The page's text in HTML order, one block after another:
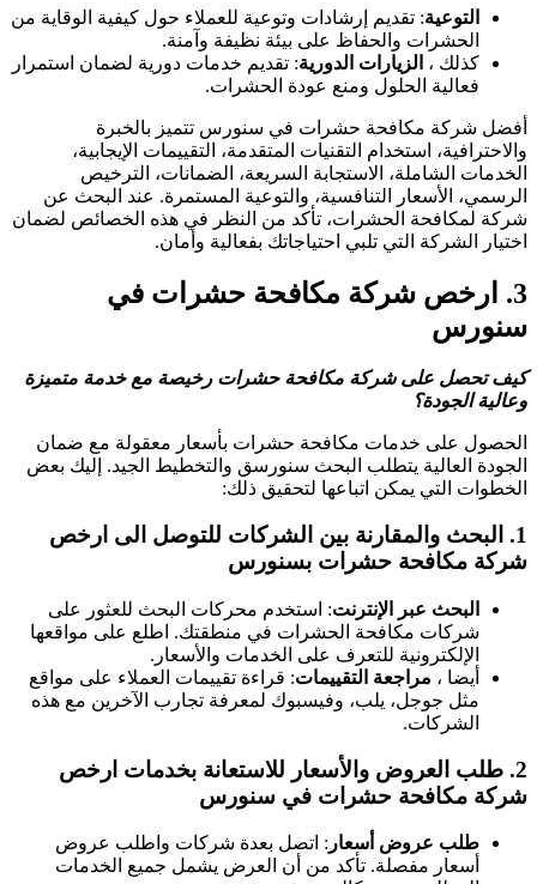
التوعية: تقديم إرشادات وتوعية للعملاء حول كيفية الوقاية من
الحشرات والحفاظ على بيئة نظيفة وآمنة.
كذلك ، الزيارات الدورية: تقديم خدمات دورية لضمان استمرار
فعالية الحلول ومنع عودة الحشرات.
أفضل شركة مكافحة حشرات في سنورس تتميز بالخبرة
والاحترافية، استخدام التقنيات المتقدمة، التقييمات الإيجابية،
الخدمات الشاملة، الاستجابة السريعة، الضمانات، الترخيص
الرسمي، الأسعار التنافسية، والتوعية المستمرة. عند البحث عن
شركة لمكافحة الحشرات، تأكد من النظر في هذه الخصائص لضمان
اختيار الشركة التي تلبي احتياجاتك بفعالية وأمان.
3.
ارخص شركة مكافحة حشرات في
سنورس
كيف تحصل على شركة مكافحة حشرات رخيصة مع خدمة متميزة
وعالية الجودة؟
الحصول على خدمات مكافحة حشرات بأسعار معقولة مع ضمان
الجودة العالية يتطلب البحث سنورسق والتخطيط الجيد. إليك بعض
الخطوات التي يمكن اتباعها لتحقيق ذلك:
1. البحث والمقارنة بين الشركات للتوصل الى ارخص
شركة مكافحة حشرات بسنورس
البحث عبر الإنترنت: استخدم محركات البحث للعثور على
شركات مكافحة الحشرات في منطقتك. اطلع على مواقعها
الإلكترونية للتعرف على الخدمات والأسعار.
أيضا ، مراجعة التقييمات: قراءة تقييمات العملاء على مواقع
مثل جوجل، يلب، وفيسبوك لمعرفة تجارب الآخرين مع هذه
الشركات.
2. طلب العروض والأسعار للاستعانة بخدمات ارخص
شركة مكافحة حشرات في سنورس
طلب عروض أسعار : اتصل بعدة شركات واطلب عروض
أسعار مفصلة. تأكد من أن العرض يشمل جميع الخدمات